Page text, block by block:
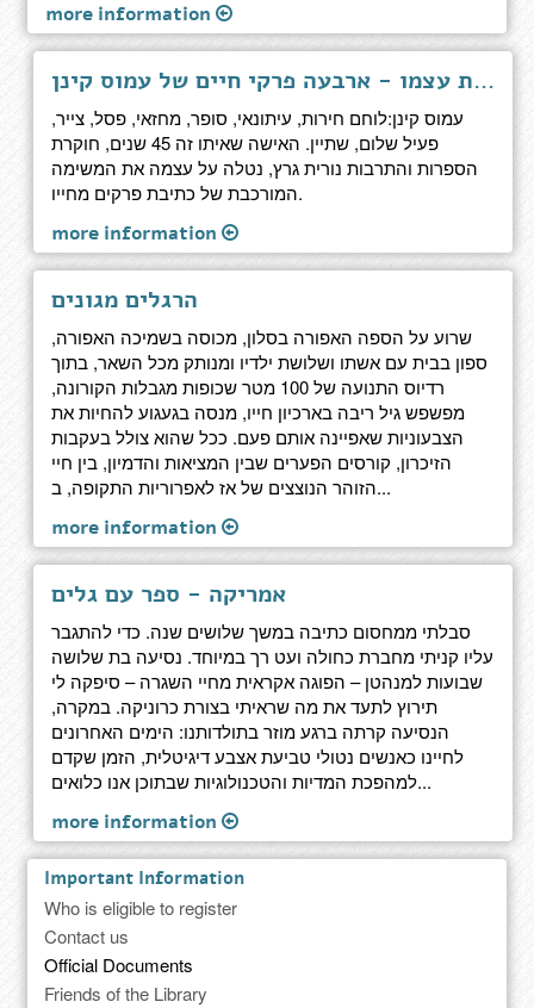
more information
על דעת עצמו - ארבעה פרקי חיים של עמוס קינן
עמוס קינן:לוחם חירות, עיתונאי, סופר, מחזאי, פסל, צייר,
פעיל שלום, שתיין. האישה שאיתו זה 45 שנים, חוקרת
הספרות והתרבות נורית גרץ, נטלה על עצמה את המשימה
המורכבת של כתיבת פרקים מחייו.
more information
הרגלים מגונים
שרוע על הספה האפורה בסלון, מכוסה בשמיכה האפורה,
ספון בבית עם אשתו ושלושת ילדיו ומנותק מכל השאר, בתוך
רדיוס התנועה של 100 מטר שכופות מגבלות הקורונה,
מפשפש גיל ריבה בארכיון חייו, מנסה בגעגוע להחיות את
הצבעוניות שאפיינה אותם פעם. ככל שהוא צולל בעקבות
הזיכרון, קורסים הפערים שבין המציאות והדמיון, בין חיי
הזוהר הנוצצים של אז לאפרוריות התקופה, ב...
more information
אמריקה - ספר עם גלים
סבלתי ממחסום כתיבה במשך שלושים שנה. כדי להתגבר
עליו קניתי מחברת כחולה ועט רך במיוחד. נסיעה בת שלושה
שבועות למנהטן – הפוגה אקראית מחיי השגרה – סיפקה לי
תירוץ לתעד את מה שראיתי בצורת כרוניקה. במקרה,
הנסיעה קרתה ברגע מוזר בתולדותנו: הימים האחרונים
לחיינו כאנשים נטולי טביעת אצבע דיגיטלית, הזמן שקדם
למהפכת המדיות והטכנולוגיות שבתוכן אנו כלואים...
more information
Important Information
Who is eligible to register
Contact us
Official Documents
Friends of the Library